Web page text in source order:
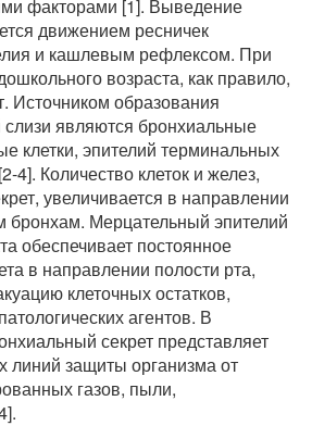
факторами [1]. Выведение
движением ресничек
и кашлевым рефлексом. При
возраста, как правило,
Источником образования
являются бронхиальные
клетки, эпителий терминальных
4]. Количество клеток и желез,
увеличивается в направлении
бронхам. Мерцательный эпителий
обеспечивает постоянное
в направлении полости рта,
клеточных остатков,
агентов. В
секрет представляет
линий защиты организма от
газов, пыли,